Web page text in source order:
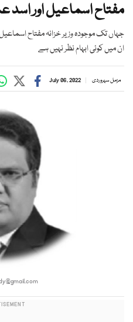
مفتاح اسماعیل اور اسد
جہاں تک موجودہ وزیر خزانہ مفتاح
ان میں کوئی ابہام نظر نہیں ہے
مزمل سہروردی July 06, 2022